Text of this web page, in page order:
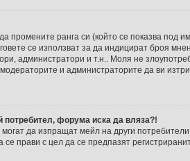
промените ранга си (който се показва под
се използват за да индицират броя
администратори и т.н.. Моля не
и администраторите да ви
потребител, форума иска да вляза?!
да изпращат мейл на други
се прави с цел да се предпазят